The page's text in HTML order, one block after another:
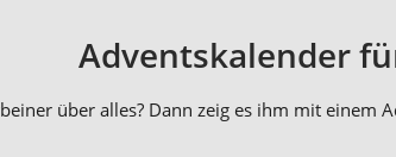
Adventskalender
über alles? Dann zeig es ihm mit einem